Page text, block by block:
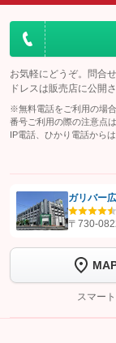
お気軽にどうぞ。問合
ドレスは販売店に公開
※無料電話をご利用の場
番号ご利用の際の注意点は
IP電話、ひかり電話から
【STEP1】認証画面で
トーク画面で
完了してく
ガリバー
〒730-
スマー